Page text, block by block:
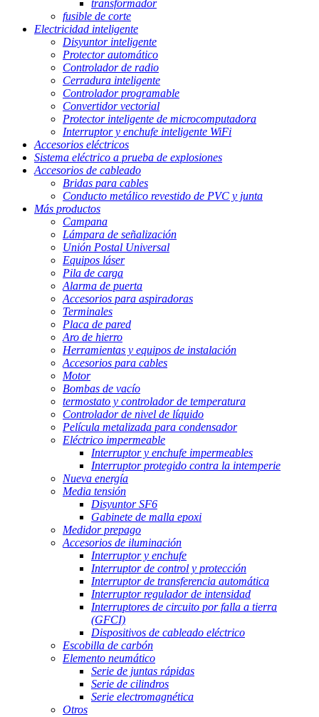
transformador
fusible de corte
Electricidad inteligente
Disyuntor inteligente
Protector automático
Controlador de radio
Cerradura inteligente
Controlador programable
Convertidor vectorial
Protector inteligente de microcomputadora
Interruptor y enchufe inteligente WiFi
Accesorios eléctricos
Sistema eléctrico a prueba de explosiones
Accesorios de cableado
Bridas para cables
Conducto metálico revestido de PVC y junta
Más productos
Campana
Lámpara de señalización
Unión Postal Universal
Equipos láser
Pila de carga
Alarma de puerta
Accesorios para aspiradoras
Terminales
Placa de pared
Aro de hierro
Herramientas y equipos de instalación
Accesorios para cables
Motor
Bombas de vacío
termostato y controlador de temperatura
Controlador de nivel de líquido
Película metalizada para condensador
Eléctrico impermeable
Interruptor y enchufe impermeables
Interruptor protegido contra la intemperie
Nueva energía
Media tensión
Disyuntor SF6
Gabinete de malla epoxi
Medidor prepago
Accesorios de iluminación
Interruptor y enchufe
Interruptor de control y protección
Interruptor de transferencia automática
Interruptor regulador de intensidad
Interruptores de circuito por falla a tierra
(GFCI)
Dispositivos de cableado eléctrico
Escobilla de carbón
Elemento neumático
Serie de juntas rápidas
Serie de cilindros
Serie electromagnética
Otros